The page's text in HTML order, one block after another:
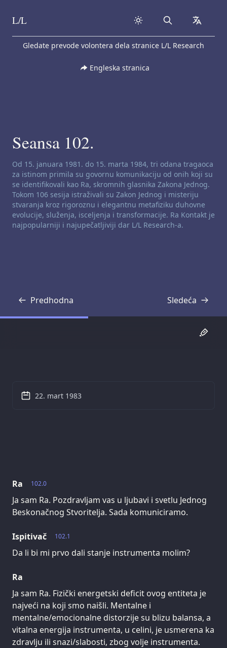
Skip to content
L/L Search
Gledate prevode volontera dela stranice L/L Research
Engleska stranica
Seansa 102.
Odricanje od odgovornosti za kanaliziranje:
Od 15. januara 1981. do 15. marta 1984, tri odana tragaoca
za istinom primila su govornu komunikaciju od onih koji su
se identifikovali kao Ra, skromnih glasnika Zakona Jednog.
Tokom 106 sesija istraživali su Zakon Jednog i misteriju
stvaranja kroz rigoroznu i elegantnu metafiziku duhovne
evolucije, služenja, isceljenja i transformacije. Ra Kontakt je
najpopularniji i najupečatljiviji dar L/L Research-a.
Predhodna
Transkripcija Sledeća
Transkripcija
102.0
Ra
Ja sam Ra. Pozdravljam vas u ljubavi i svetlu Jednog
Beskonačnog Stvoritelja. Sada komuniciramo.
102.1
Ispitivač
Da li bi mi prvo dali stanje instrumenta molim?
Ra
Ja sam Ra. Fizički energetski deficit ovog entiteta je
najveći na koji smo naišli. Mentalne i
mentalne/emocionalne distorzije su blizu balansa, a
vitalna energija instrumenta, u celini, je usmerena ka
zdravlju ili snazi/slabosti, zbog volje instrumenta.
22. mart 1983